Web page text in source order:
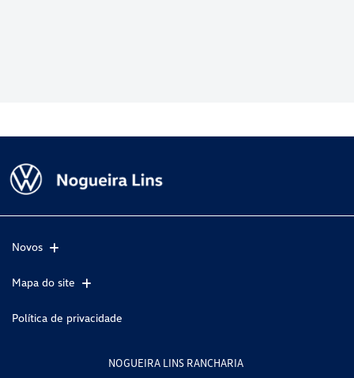
Novos
Mapa do site
Política de privacidade
NOGUEIRA LINS RANCHARIA